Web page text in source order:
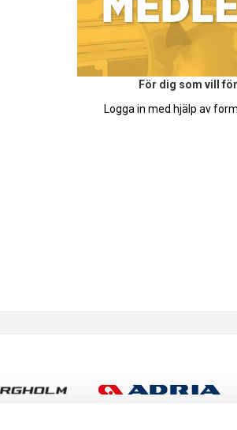
För dig som vill
Logga in med hjälp av